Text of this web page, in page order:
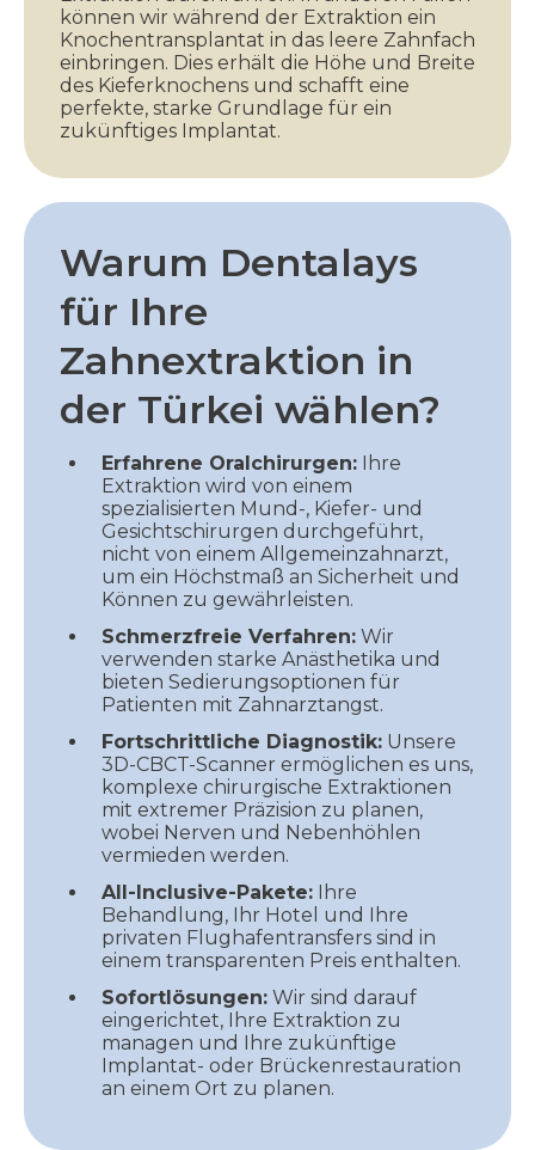
können wir während der Extraktion ein
Knochentransplantat in das leere Zahnfach
einbringen. Dies erhält die Höhe und Breite
des Kieferknochens und schafft eine
perfekte, starke Grundlage für ein
zukünftiges Implantat.
Warum Dentalays
für Ihre
Zahnextraktion in
der Türkei wählen?
Erfahrene Oralchirurgen: Ihre
Extraktion wird von einem
spezialisierten Mund-, Kiefer- und
Gesichtschirurgen durchgeführt,
nicht von einem Allgemeinzahnarzt,
um ein Höchstmaß an Sicherheit und
Können zu gewährleisten.
Schmerzfreie Verfahren: Wir
verwenden starke Anästhetika und
bieten Sedierungsoptionen für
Patienten mit Zahnarztangst.
Fortschrittliche Diagnostik: Unsere
3D-CBCT-Scanner ermöglichen es uns,
komplexe chirurgische Extraktionen
mit extremer Präzision zu planen,
wobei Nerven und Nebenhöhlen
vermieden werden.
All-Inclusive-Pakete: Ihre
Behandlung, Ihr Hotel und Ihre
privaten Flughafentransfers sind in
einem transparenten Preis enthalten.
Sofortlösungen: Wir sind darauf
eingerichtet, Ihre Extraktion zu
managen und Ihre zukünftige
Implantat- oder Brückenrestauration
an einem Ort zu planen.